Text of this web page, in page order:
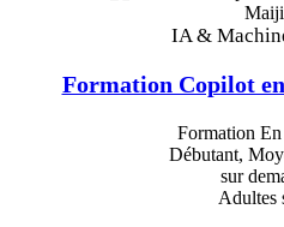
IA &
Formation Copilot
Formation
Débutant,
sur
Adultes